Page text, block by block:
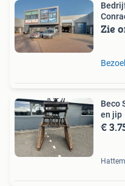
Zie
Beco
en jip
€
Hattem